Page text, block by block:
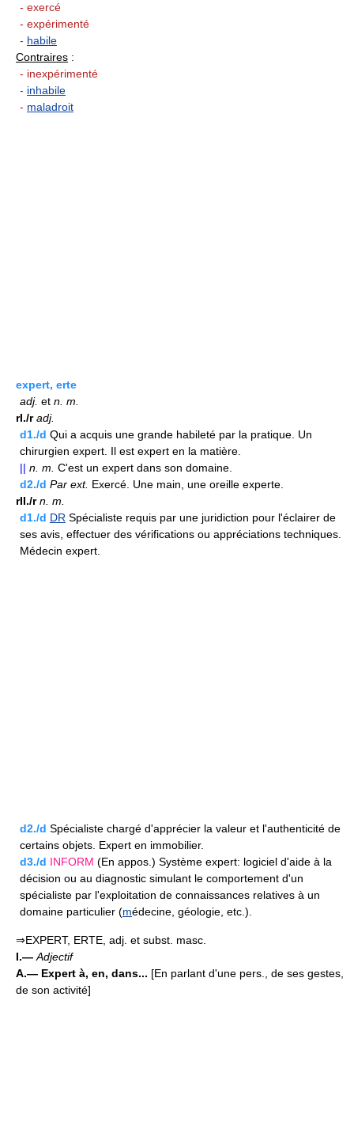
- exercé
- expérimenté
- habile
Contraires :
- inexpérimenté
- inhabile
- maladroit
expert, erte
adj. et n. m.
rI./r adj.
d1./d Qui a acquis une grande habileté par la pratique. Un
chirurgien expert. Il est expert en la matière.
|| n. m. C'est un expert dans son domaine.
d2./d Par ext. Exercé. Une main, une oreille experte.
rII./r n. m.
d1./d DR Spécialiste requis par une juridiction pour l'éclairer de
ses avis, effectuer des vérifications ou appréciations techniques.
Médecin expert.
d2./d Spécialiste chargé d'apprécier la valeur et l'authenticité de
certains objets. Expert en immobilier.
d3./d INFORM (En appos.) Système expert: logiciel d'aide à la
décision ou au diagnostic simulant le comportement d'un
spécialiste par l'exploitation de connaissances relatives à un
domaine particulier (médecine, géologie, etc.).
⇒EXPERT, ERTE, adj. et subst. masc.
I.—Adjectif
A.— Expert à, en, dans... [En parlant d'une pers., de ses gestes,
de son activité]